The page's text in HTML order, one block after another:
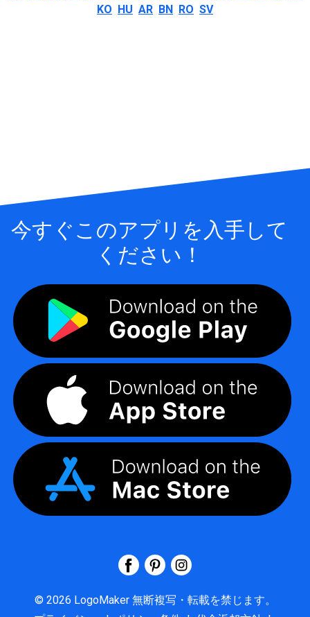
KO HU AR BN RO SV
今すぐこのアプリを入手して
ください！
© 2026 LogoMaker 無断複写・転載を禁じます。